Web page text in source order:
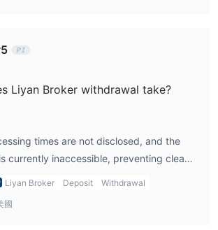
Liyan Broker withdrawal take?
times are not disclosed, and the
currently inaccessible, preventing clear
Traders should contact customer
Liyan Broker Deposit Withdrawal
國